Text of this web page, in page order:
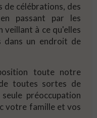
célébrations, des
passant par les
veillant à ce qu'elles
dans un endroit de
toute notre
toutes sortes de
préoccupation
votre famille et vos